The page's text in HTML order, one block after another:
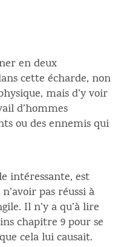
en deux
cette écharde, non
mais d’y voir
d’hommes
ou des ennemis qui
intéressante, est
pas réussi à
Il n’y a qu’à lire
chapitre 9 pour se
cela lui causait.